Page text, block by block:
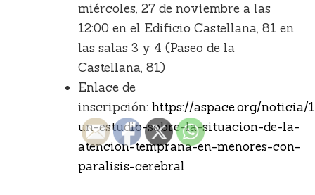
miércoles, 27 de noviembre a las
12:00 en el Edificio Castellana, 81 en
las salas 3 y 4 (Paseo de la
Castellana, 81)
Enlace de
inscripción: https://aspace.org/noticia/
un-estudio-sobre-la-situacion-de-la-
atencion-temprana-en-menores-con-
paralisis-cerebral